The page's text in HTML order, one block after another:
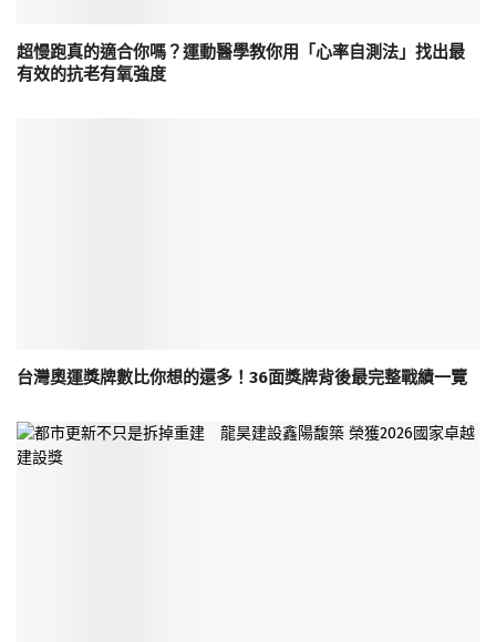
超慢跑真的適合你嗎？運動醫學教你用「心率自測法」找出最
有效的抗老有氧強度
台灣奧運獎牌數比你想的還多！36面獎牌背後最完整戰績一覽